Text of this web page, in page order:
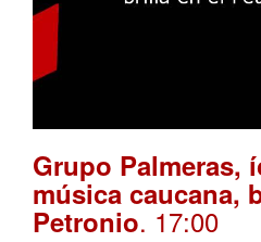
Grupo Palmeras,
música caucana,
Petronio. 17:00